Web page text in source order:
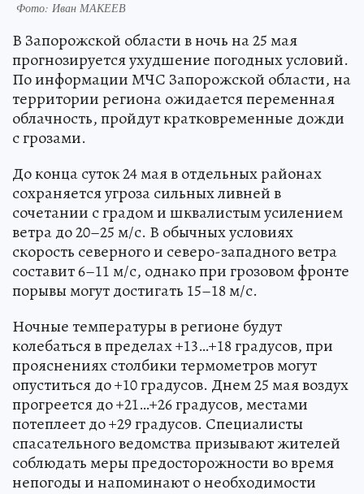
Фото: Иван МАКЕЕВ
В Запорожской области в ночь на 25 мая
прогнозируется ухудшение погодных условий.
По информации МЧС Запорожской области, на
территории региона ожидается переменная
облачность, пройдут кратковременные дожди
с грозами.
До конца суток 24 мая в отдельных районах
сохраняется угроза сильных ливней в
сочетании с градом и шквалистым усилением
ветра до 20–25 м/с. В обычных условиях
скорость северного и северо-западного ветра
составит 6–11 м/с, однако при грозовом фронте
порывы могут достигать 15–18 м/с.
Ночные температуры в регионе будут
колебаться в пределах +13…+18 градусов, при
прояснениях столбики термометров могут
опуститься до +10 градусов. Днем 25 мая воздух
прогреется до +21…+26 градусов, местами
потеплеет до +29 градусов. Специалисты
спасательного ведомства призывают жителей
соблюдать меры предосторожности во время
непогоды и напоминают о необходимости